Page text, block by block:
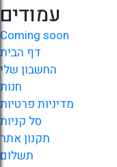
עמודים
Coming soon
דף הבית
החשבון שלי
חנות
מדיניות פרטיות
סל קניות
תקנון אתר
תשלום